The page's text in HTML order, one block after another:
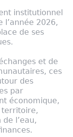
institutionnel
2026,
de ses
et de
ces
des
par
économique,
territoire,
l’eau,